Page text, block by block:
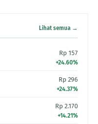
Lihat semua →
Rp 157
+24.60%
Rp 296
+24.37%
Rp 2.170
+14.21%